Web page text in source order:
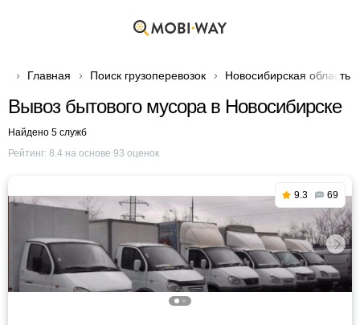
Главная Поиск грузоперевозок Новосибирская область
Вывоз бытового мусора в Новосибирске
Найдено 5 служб
Рейтинг: 8.4 на основе 93 оценок
9.3 69